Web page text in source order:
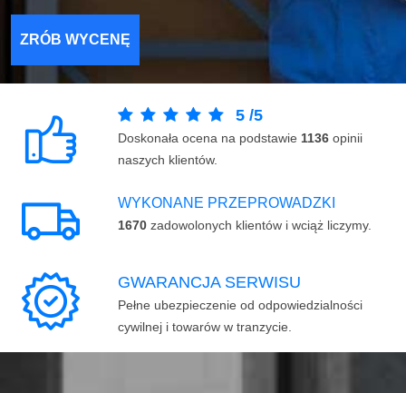
ZRÓB WYCENĘ
5 /5
Doskonała ocena na podstawie 1136 opinii
naszych klientów.
WYKONANE PRZEPROWADZKI
1670 zadowolonych klientów i wciąż liczymy.
GWARANCJA SERWISU
Pełne ubezpieczenie od odpowiedzialności
cywilnej i towarów w tranzycie.